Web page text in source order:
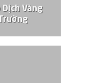
Dịch Vàng